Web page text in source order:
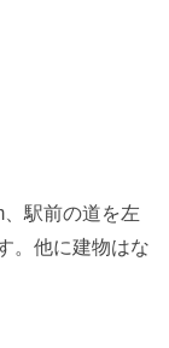
、駅前の道を左
。他に建物はな